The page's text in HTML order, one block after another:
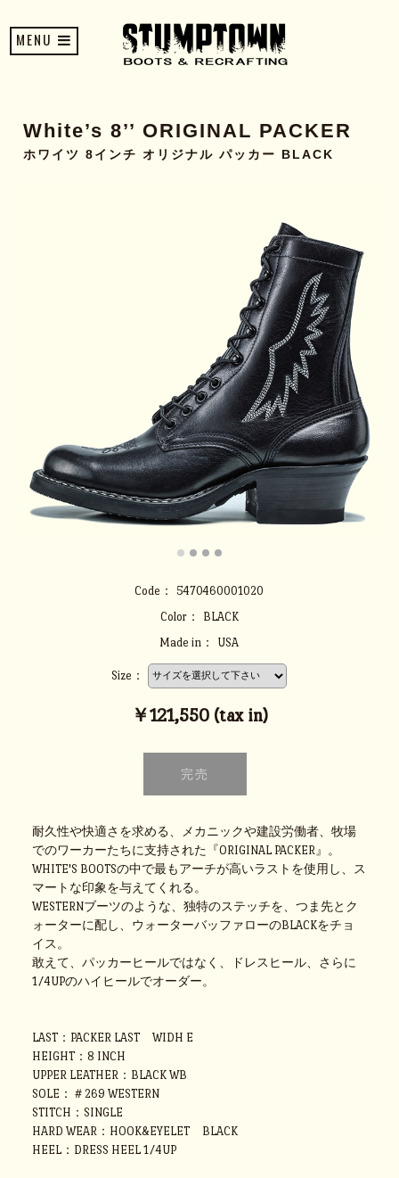
MENU
White’s 8’’ ORIGINAL PACKER
ホワイツ 8インチ オリジナル パッカー BLACK
Code：
5470460001020
Color：
BLACK
Made in：
USA
Size：
￥121,550 (tax in)
耐久性や快適さを求める、メカニックや建設労働者、牧場
でのワーカーたちに支持された『ORIGINAL PACKER』。
WHITE'S BOOTSの中で最もアーチが高いラストを使用し、ス
マートな印象を与えてくれる。
WESTERNブーツのような、独特のステッチを、つま先とク
ォーターに配し、ウォーターバッファローのBLACKをチョ
イス。
敢えて、パッカーヒールではなく、ドレスヒール、さらに
1/4UPのハイヒールでオーダー。
LAST：PACKER LAST WIDH E
HEIGHT：8 INCH
UPPER LEATHER：BLACK WB
SOLE：＃269 WESTERN
STITCH：SINGLE
HARD WEAR：HOOK&EYELET BLACK
HEEL：DRESS HEEL 1/4UP